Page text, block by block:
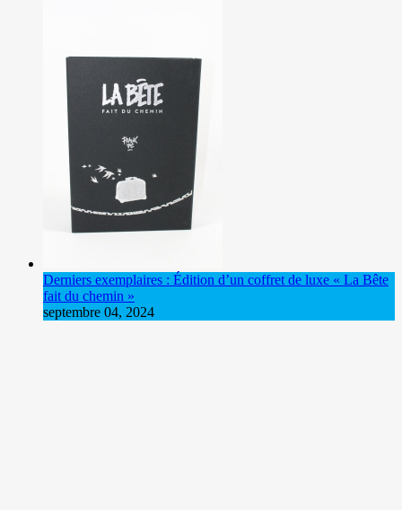
Derniers exemplaires : Édition d’un coffret de luxe « La Bête
fait du chemin »
septembre 04, 2024